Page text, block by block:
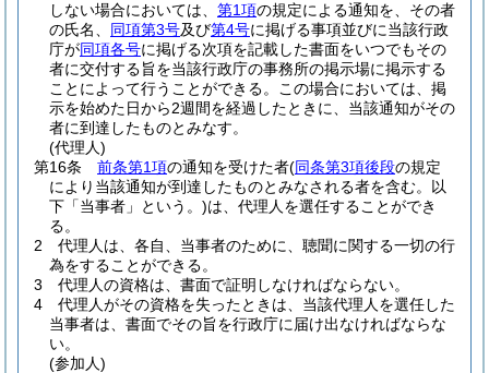
しない場合においては、 第1項の規定による通知を、その者
の氏名、 同項第3号及び第4号に掲げる事項並びに当該行政
庁が同項各号に掲げる次項を記載した書面をいつでもその
者に交付する旨を当該行政庁の事務所の掲示場に掲示する
ことによって行うことができる。
この場合においては、掲
示を始めた日から2週間を経過したときに、当該通知がその
者に到達したものとみなす。
(代理人)
第16条
前条第1項の通知を受けた者(同条第3項後段の規定
により当該通知が到達したものとみなされる者を含む。以
下「当事者」という。)は、代理人を選任することができ
る。
2
代理人は、各自、当事者のために、聴聞に関する一切の行
為をすることができる。
3
代理人の資格は、書面で証明しなければならない。
4
代理人がその資格を失ったときは、当該代理人を選任した
当事者は、書面でその旨を行政庁に届け出なければならな
い。
(参加人)